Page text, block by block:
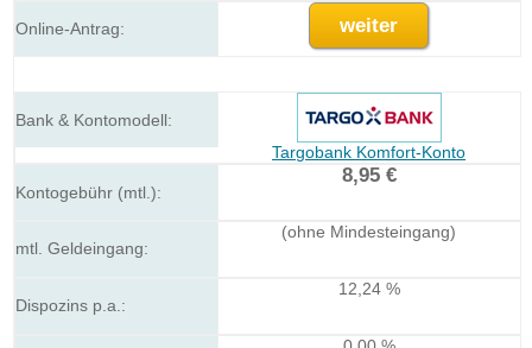
weiter
Targobank Komfort-Konto
8,95 €
(ohne Mindesteingang)
12,24 %